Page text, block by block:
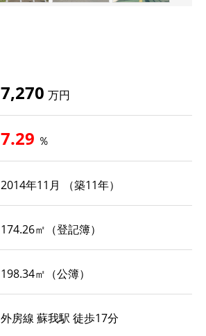
7,270 万円
7.29 ％
2014年11月 （築11年）
174.26㎡（登記簿）
198.34㎡（公簿）
外房線 蘇我駅 徒歩17分